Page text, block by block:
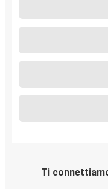
Ti